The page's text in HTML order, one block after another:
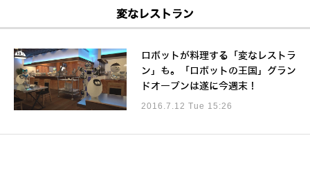
変なレストラン
ロボットが料理する「変なレストラ
ン」も。「ロボットの王国」グラン
ドオープンは遂に今週末！
2016.7.12 Tue 15:26